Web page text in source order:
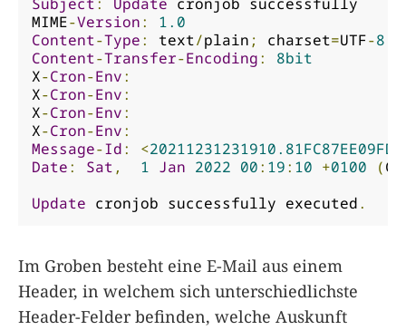
MIME-Version:
1.0
Content-Type: text/plain ; charset=UTF-8
Content-Transfer-Encoding:
8bit
X-Cron-Env:
X-Cron-Env:
X-Cron-Env:
X-Cron-Env:
Message-Id: <
Date: Sat , 1 Jan 2022 00: 19: 10 +0100 (
Update cronjob successfully executed.
Im Groben besteht eine E-Mail aus einem
Header, in welchem sich unterschiedlichste
Header-Felder befinden, welche Auskunft